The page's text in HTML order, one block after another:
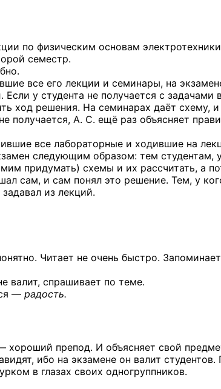
по физическим основам
семестр.
все его лекции и семинары, на
у студента не получается с
ход решения. На семинарах даёт схему,
получается, А. С. ещё раз объясняет
все лабораторные и ходившие на
следующим образом: тем студентам,
придумать) схемы и их рассчитать, а
сам, и сам понял это решение. Тем, у
из лекций.
Читает не очень быстро.
валит, спрашивает по теме.
— радость.
хороший препод. И объясняет свой
ибо на экзамене он валит
в глазах своих одногруппников.